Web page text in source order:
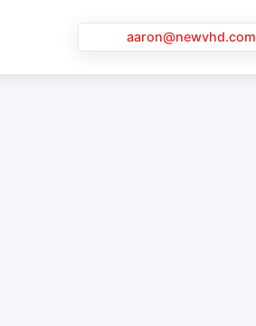
aaron@newvhd.com